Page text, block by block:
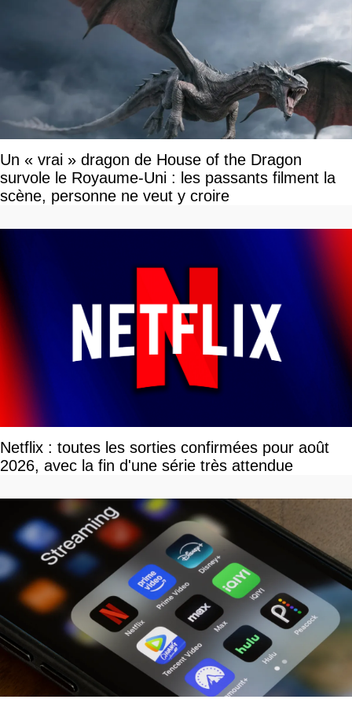
Un « vrai » dragon de House of the Dragon
survole le Royaume-Uni : les passants filment la
scène, personne ne veut y croire
Netflix : toutes les sorties confirmées pour août
2026, avec la fin d'une série très attendue